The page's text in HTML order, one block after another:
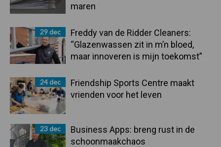
maren
29 dec
Freddy van de Ridder Cleaners:
“Glazenwassen zit in m’n bloed,
maar innoveren is mijn toekomst”
24 dec
Friendship Sports Centre maakt
vrienden voor het leven
23 dec
Business Apps: breng rust in de
schoonmaakchaos